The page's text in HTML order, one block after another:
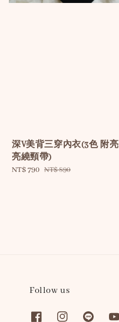
深V美背三穿內衣(3色 附亮
亮繞頸帶)
Sale
NT$ 790 Regular
NT$ 890
Follow us